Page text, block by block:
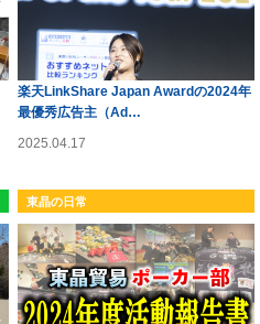
楽天LinkShare Japan Awardの2024年
最優秀広告主（Ad…
2025.04.17
東晶の日常